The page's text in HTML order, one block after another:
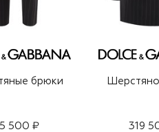
брюки
500 ₽ 319